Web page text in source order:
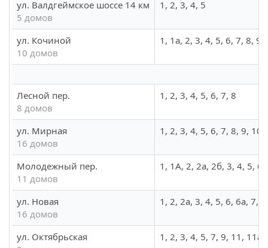
ул. Валдгеймское шоссе 14 км
5 домов
1, 2, 3, 4, 5
ул. Кочиной
10 домов
1, 1а, 2, 3, 4, 5, 6, 7, 8, 9
Лесной пер.
8 домов
1, 2, 3, 4, 5, 6, 7, 8
ул. Мирная
16 домов
1, 2, 3, 4, 5, 6, 7, 8, 9,
Молодежный пер.
11 домов
1, 1А, 2, 2а, 2б, 3, 4, 5, 6,
ул. Новая
16 домов
1, 2, 2а, 3, 4, 5, 6, 6а, 7,
ул. Октябрьская
1, 2, 3, 4, 5, 7, 9, 11, 11а